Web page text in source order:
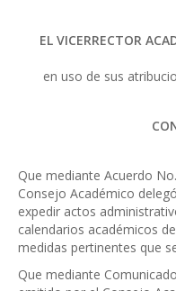
EL VICERRECTOR
en uso de sus
Que mediante Acuerdo
Consejo Académico
expedir actos
calendarios académicos
medidas pertinentes que
Que mediante